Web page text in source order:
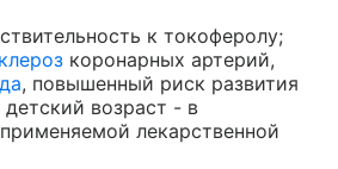
к токоферолу;
коронарных артерий,
, повышенный риск развития
возраст - в
лекарственной